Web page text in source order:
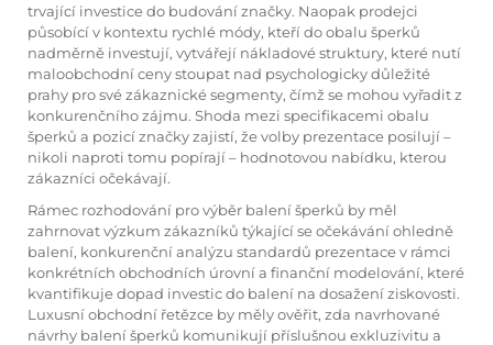
trvající investice do budování značky. Naopak prodejci
působící v kontextu rychlé módy, kteří do obalu šperků
nadměrně investují, vytvářejí nákladové struktury, které nutí
maloobchodní ceny stoupat nad psychologicky důležité
prahy pro své zákaznické segmenty, čímž se mohou vyřadit z
konkurenčního zájmu. Shoda mezi specifikacemi obalu
šperků a pozicí značky zajistí, že volby prezentace posilují –
nikoli naproti tomu popírají – hodnotovou nabídku, kterou
zákazníci očekávají.
Rámec rozhodování pro výběr balení šperků by měl
zahrnovat výzkum zákazníků týkající se očekávání ohledně
balení, konkurenční analýzu standardů prezentace v rámci
konkrétních obchodních úrovní a finanční modelování, které
kvantifikuje dopad investic do balení na dosažení ziskovosti.
Luxusní obchodní řetězce by měly ověřit, zda navrhované
návrhy balení šperků komunikují příslušnou exkluzivitu a